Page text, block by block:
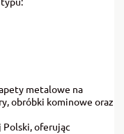
metalowe na
obróbki kominowe oraz
Polski, oferując